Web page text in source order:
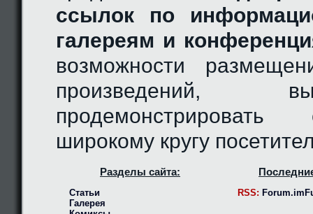
ссылок по
галереям и
возможности
произведений,
широкому кругу
Разделы сайта:
Статьи
Галерея
RSS: